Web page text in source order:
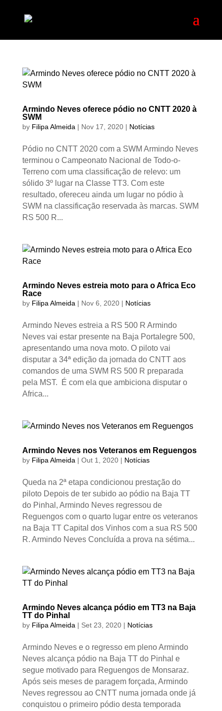
Armindo Neves oferece pódio no CNTT 2020 à
SWM
by Filipa Almeida | Nov 17, 2020| Notícias
Pódio no CNTT 2020 com a SWM Armindo Neves
terminou o Campeonato Nacional de Todo-o-
Terreno com uma classificação de relevo: um
sólido 3º lugar na Classe TT3. Com este
resultado, ofereceu ainda um lugar no pódio à
SWM na classificação reservada às marcas. SWM
RS 500 R...
Armindo Neves estreia moto para o Africa Eco
Race
by Filipa Almeida | Nov 6, 2020| Notícias
Armindo Neves estreia a RS 500 R Armindo
Neves vai estar presente na Baja Portalegre 500,
apresentando uma nova moto. O piloto vai
disputar a 34ª edição da jornada do CNTT aos
comandos de uma SWM RS 500 R preparada
pela MST. É com ela que ambiciona disputar o
Africa...
Armindo Neves nos Veteranos em Reguengos
by Filipa Almeida | Out 1, 2020| Notícias
Queda na 2ª etapa condicionou prestação do
piloto Depois de ter subido ao pódio na Baja TT
do Pinhal, Armindo Neves regressou de
Reguengos com o quarto lugar entre os veteranos
na Baja TT Capital dos Vinhos com a sua RS 500
R. Armindo Neves Concluída a prova na sétima...
Armindo Neves alcança pódio em TT3 na Baja
TT do Pinhal
by Filipa Almeida | Set 23, 2020| Notícias
Armindo Neves e o regresso em pleno Armindo
Neves alcança pódio na Baja TT do Pinhal e
segue motivado para Reguengos de Monsaraz.
Após seis meses de paragem forçada, Armindo
Neves regressou ao CNTT numa jornada onde já
conquistou o primeiro pódio desta temporada